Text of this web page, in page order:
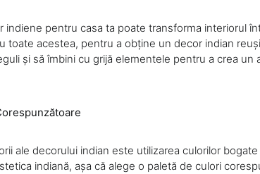
indiene pentru casa ta poate transforma interiorul
toate acestea, pentru a obține un decor indian
și să îmbini cu grijă elementele pentru a crea un
ale decorului indian este utilizarea culorilor
indiană, așa că alege o paletă de culori